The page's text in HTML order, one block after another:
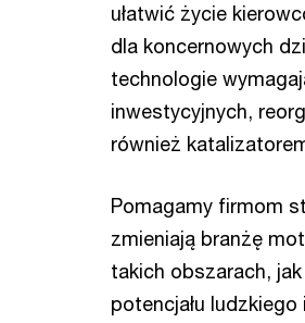
ułatwić życie
dla koncernowych
technologie
inwestycyjnych,
również
Pomagamy firmom
zmieniają branżę
takich obszarach,
potencjału